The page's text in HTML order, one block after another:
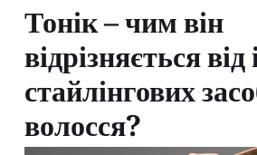
Тонік – чим він
відрізняється
стайлінгових
волосся?